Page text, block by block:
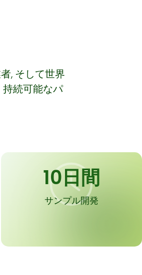
, そして世界
続可能なパ
10日間
サンプル開発